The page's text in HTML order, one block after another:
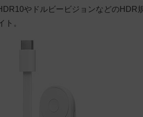
やドルビービジョンなどのHDR
ト。